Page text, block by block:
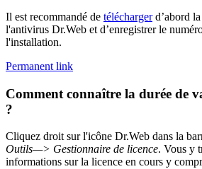
Il est recommandé de téléchargerd’abord
l'antivirus Dr.Web et d’enregistrer le
l'installation.
Permanent link
Comment connaître la durée de
?
Cliquez droit sur l'icône Dr.Web dans la
Outils—> Gestionnaire de licence. Vous y
informations sur la licence en cours y